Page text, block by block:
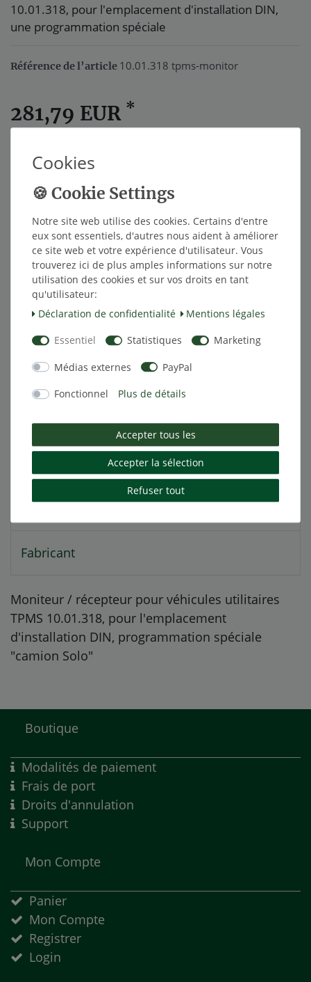
10.01.318, pour l'emplacement d'installation DIN,
une programmation spéciale
Référence de l’article 10.01.318 tpms-monitor
281,79 EUR *
Liste de souhaits
* avec TVA horsFrais de livraison
Description
Responsable de l'UE
Fabricant
Moniteur / récepteur pour véhicules utilitaires
TPMS 10.01.318, pour l'emplacement
d'installation DIN, programmation spéciale
"camion Solo"
Boutique
Modalités de paiement
Frais de port
Droits d'annulation
Support
Mon Compte
Panier
Mon Compte
Registrer
Login
Cookies
Notre site web utilise des cookies. Certains d'entre
eux sont essentiels, d'autres nous aident à améliorer
ce site web et votre expérience d'utilisateur. Vous
trouverez ici de plus amples informations sur notre
utilisation des cookies et sur vos droits en tant
qu'utilisateur:
Déclaration de confidentialité
Mentions légales
Essentiel Statistiques Marketing
Médias externes PayPal
Fonctionnel Plus de détails
Accepter tous les
Accepter la sélection
Refuser tout